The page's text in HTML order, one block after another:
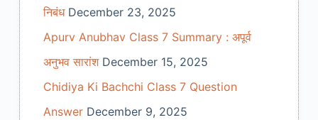
निबंध December 23, 2025
Apurv Anubhav Class 7 Summary : अपूर्व
अनुभव सारांश December 15, 2025
Chidiya Ki Bachchi Class 7 Question
Answer December 9, 2025